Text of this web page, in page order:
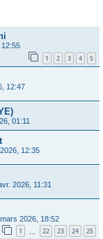
12:55
1 2 3 4 5
12:47
01:11
12:35
2026, 11:31
2026, 18:52
1 22 23 24 25